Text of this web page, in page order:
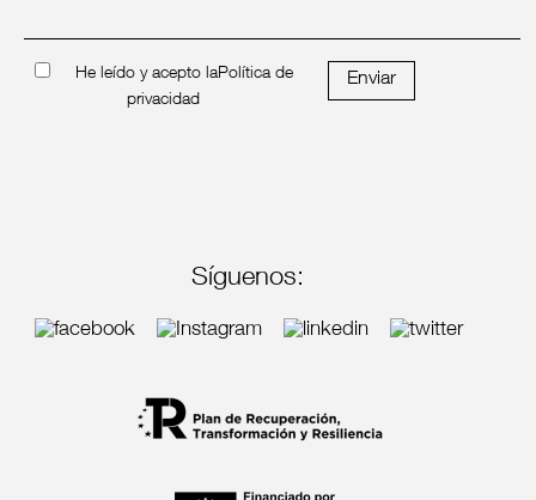
He leído y acepto laPolítica de
privacidad
Enviar
Síguenos: